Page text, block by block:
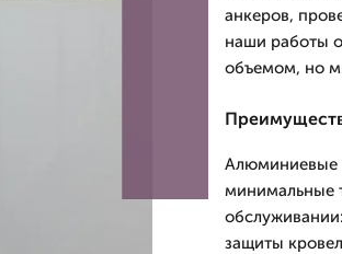
анкеров,
наши работы
объемом, но
Алюминиевые
минимальные
защиты